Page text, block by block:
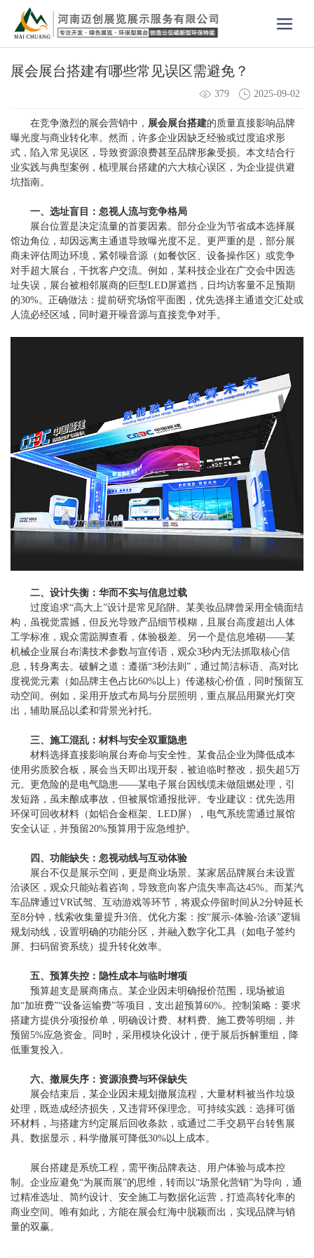
展会展台搭建有哪些常见误区需避免？
379 2025-09-02
在竞争激烈的展会营销中， 展会展台搭建的质量直接影响品牌
曝光度与商业转化率。然而，许多企业因缺乏经验或过度追求形
式，陷入常见误区，导致资源浪费甚至品牌形象受损。本文结合行
业实践与典型案例，梳理展台搭建的六大核心误区，为企业提供避
坑指南。
一、选址盲目：忽视人流与竞争格局
展台位置是决定流量的首要因素。部分企业为节省成本选择展
馆边角位，却因远离主通道导致曝光度不足。更严重的是，部分展
商未评估周边环境，紧邻噪音源（如餐饮区、设备操作区）或竞争
对手超大展台，干扰客户交流。例如，某科技企业在广交会中因选
址失误，展台被相邻展商的巨型LED屏遮挡，日均访客量不足预期
的30%。正确做法：提前研究场馆平面图，优先选择主通道交汇处或
人流必经区域，同时避开噪音源与直接竞争对手。
二、设计失衡：华而不实与信息过载
过度追求“高大上”设计是常见陷阱。某美妆品牌曾采用全镜面结
构，虽视觉震撼，但反光导致产品细节模糊，且展台高度超出人体
工学标准，观众需踮脚查看，体验极差。另一个是信息堆砌——某
机械企业展台布满技术参数与宣传语，观众3秒内无法抓取核心信
息，转身离去。破解之道：遵循“3秒法则”，通过简洁标语、高对比
度视觉元素（如品牌主色占比60%以上）传递核心价值，同时预留互
动空间。例如，采用开放式布局与分层照明，重点展品用聚光灯突
出，辅助展品以柔和背景光衬托。
三、施工混乱：材料与安全双重隐患
材料选择直接影响展台寿命与安全性。某食品企业为降低成本
使用劣质胶合板，展会当天即出现开裂，被迫临时整改，损失超5万
元。更危险的是电气隐患——某电子展台因线缆未做阻燃处理，引
发短路，虽未酿成事故，但被展馆通报批评。专业建议：优先选用
环保可回收材料（如铝合金框架、LED屏），电气系统需通过展馆
安全认证，并预留20%预算用于应急维护。
四、功能缺失：忽视动线与互动体验
展台不仅是展示空间，更是商业场景。某家居品牌展台未设置
洽谈区，观众只能站着咨询，导致意向客户流失率高达45%。而某汽
车品牌通过VR试驾、互动游戏等环节，将观众停留时间从2分钟延长
至8分钟，线索收集量提升3倍。优化方案：按“展示-体验-洽谈”逻辑
规划动线，设置明确的功能分区，并融入数字化工具（如电子签约
屏、扫码留资系统）提升转化效率。
五、预算失控：隐性成本与临时增项
预算超支是展商痛点。某企业因未明确报价范围，现场被追
加“加班费”“设备运输费”等项目，支出超预算60%。控制策略：要求
搭建方提供分项报价单，明确设计费、材料费、施工费等明细，并
预留5%应急资金。同时，采用模块化设计，便于展后拆解重组，降
低重复投入。
六、撤展失序：资源浪费与环保缺失
展会结束后，某企业因未规划撤展流程，大量材料被当作垃圾
处理，既造成经济损失，又违背环保理念。可持续实践：选择可循
环材料，与搭建方约定展后回收条款，或通过二手交易平台转售展
具。数据显示，科学撤展可降低30%以上成本。
展台搭建是系统工程，需平衡品牌表达、用户体验与成本控
制。企业应避免“为展而展”的思维，转而以“场景化营销”为导向，通
过精准选址、简约设计、安全施工与数据化运营，打造高转化率的
商业空间。唯有如此，方能在展会红海中脱颖而出，实现品牌与销
量的双赢。